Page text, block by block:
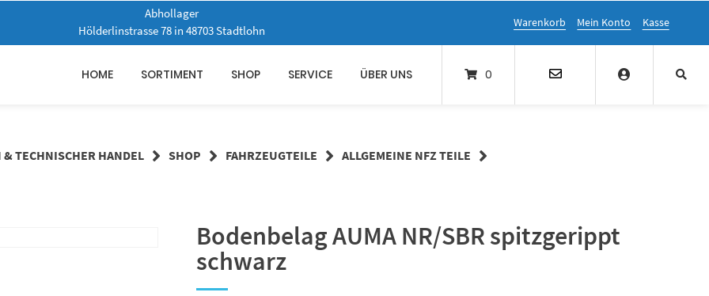
Abhollager
Hölderlinstrasse 78 in 48703 Stadtlohn
Warenkorb Mein Konto Kasse
HOME SORTIMENT SHOP SERVICE ÜBER UNS 0
TECHNISCHER HANDEL SHOP FAHRZEUGTEILE
ALLGEMEINE NFZ TEILE
Bodenbelag AUMA NR/SBR spitzgerippt
schwarz